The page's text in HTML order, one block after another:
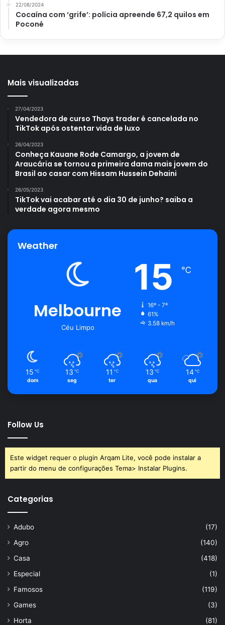
22/08/2024
Cocaína com ‘grife’: polícia apreende 67,2 quilos em
Poconé
Mais visualizadas
27/04/2023
Vendedora de curso Thays trader é cancelada no
TikTok após ostentar vida de luxo
26/04/2023
Conheça Kauane Rode Camargo, a jovem de
Araucária se tornou a primeira dama mais jovem do
Brasil ao casar com Hissam Hussein Dehaini
26/05/2023
TikTok vai acabar até o dia 30 de junho? saiba a
verdade agora mesmo
Weather
Melbourne
Céu Limpo
15 ℃
16º - 7º
61%
3.58 km/h
15 ℃
dom
13 ℃
seg
11 ℃
ter
13 ℃
qua
14 ℃
qui
Follow Us
Este widget requer o plugin Arqam Lite, você pode instalar a
partir do menu de configurações Tema> Instalar Plugins.
Categorias
Adubo
(17)
Agro
(140)
Casa
(418)
Especial
(1)
Famosos
(119)
Games
(3)
Horta
(81)